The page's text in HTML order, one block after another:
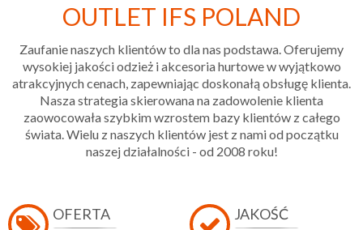
OUTLET IFS POLAND
Zaufanie naszych klientów to dla nas podstawa. Oferujemy
wysokiej jakości odzież i akcesoria hurtowe w wyjątkowo
atrakcyjnych cenach, zapewniając doskonałą obsługę klienta.
Nasza strategia skierowana na zadowolenie klienta
zaowocowała szybkim wzrostem bazy klientów z całego
świata. Wielu z naszych klientów jest z nami od początku
naszej działalności - od 2008 roku!
OFERTA JAKOŚĆ